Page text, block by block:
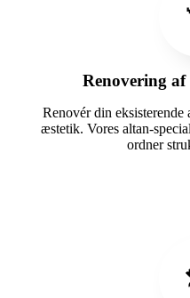
Renovering
Renovér din
æstetik. Vores altan-
ordner